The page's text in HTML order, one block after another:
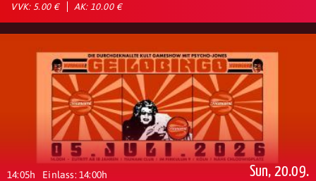
VVK: 5.00 € AK: 10.00 €
14:05h Einlass: 14:00h Sun, 20.09.